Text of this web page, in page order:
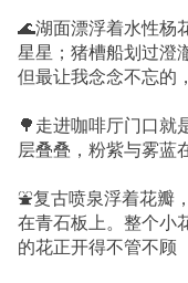
🌊湖面漂浮着水性杨
星星；猪槽船划过澄
但最让我念念不忘的
🌳走进咖啡厅门口
层叠叠，粉紫与雾蓝
⛲复古喷泉浮着花瓣
在青石板上。整个小
的花正开得不管不顾